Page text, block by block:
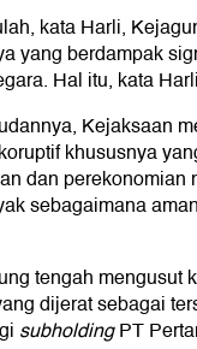
kata Harli,
yang berdampak
Hal itu, kata
Kejaksaan
khususnya
dan perekonomian
sebagaimana
tengah mengusut
dijerat sebagai
subholdingPT